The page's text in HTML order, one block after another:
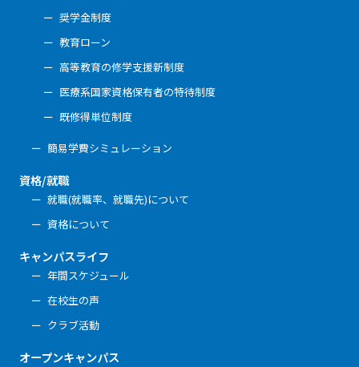
奨学金制度
教育ローン
高等教育の修学支援新制度
医療系国家資格保有者の特待制度
既修得単位制度
簡易学費シミュレーション
資格/就職
就職(就職率、就職先)について
資格について
キャンパスライフ
年間スケジュール
在校生の声
クラブ活動
オープンキャンパス